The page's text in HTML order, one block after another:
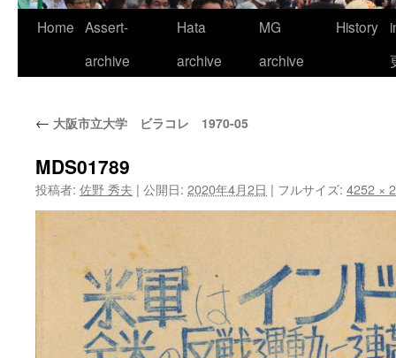
Home Assert-
archive
Hata
archive
MG
archive
History
← 大阪市立大学 ビラコレ 1970-05
MDS01789
投稿者: 佐野 秀夫 | 公開日: 2020年4月2日 | フルサイズ: 4252 ×